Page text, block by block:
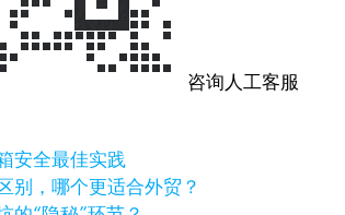
咨询人工客服
安全最佳实践
别，哪个更适合外贸？